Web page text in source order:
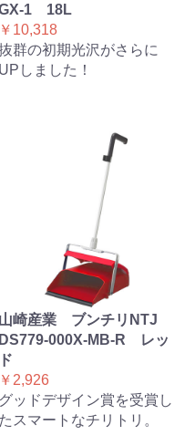
1 18L
￥10,318
群の初期光沢がさらに
UPしました！
山崎産業 ブンチリNTJ
DS779-000X-MB-R レッ
ド
￥2,926
グッドデザイン賞を受賞し
たスマートなチリトリ。